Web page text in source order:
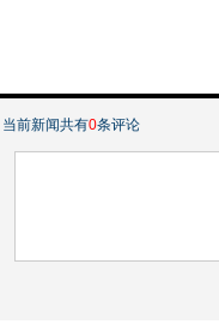
当前新闻共有0条评论